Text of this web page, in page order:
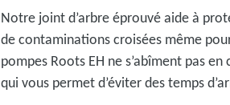
Notre joint d’arbre éprouvé aide à
de contaminations croisées même
pompes Roots EH ne s’abîment pas
qui vous permet d’éviter des temps